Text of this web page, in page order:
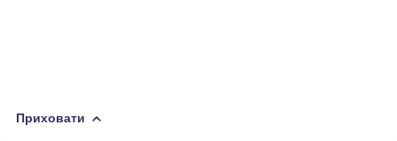
Приховати